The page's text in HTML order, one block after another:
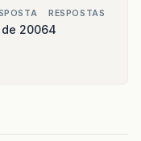
de 2006
RESPOSTAS
4